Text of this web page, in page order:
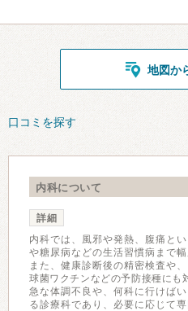
地図か
口コミを探す
内科について
詳細
内科では、風邪や発熱、腹痛と
や糖尿病などの生活習慣病まで
また、健康診断後の精密検査や
球菌ワクチンなどの予防接種にも
急な体調不良や、何科に行けば
る診療科であり、必要に応じて